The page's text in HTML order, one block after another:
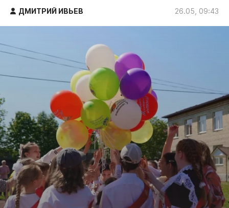
Авто и транспорт
Благоустройство
Культура
Недвижимость и ЖКХ
Образование
Общество
Погода
Праздники
Происшествия
Спорт
Экономика и бизнес
ПРОЕКТЫ
ДМИТРИЙ ИВЬЕВ 26.05, 09:43